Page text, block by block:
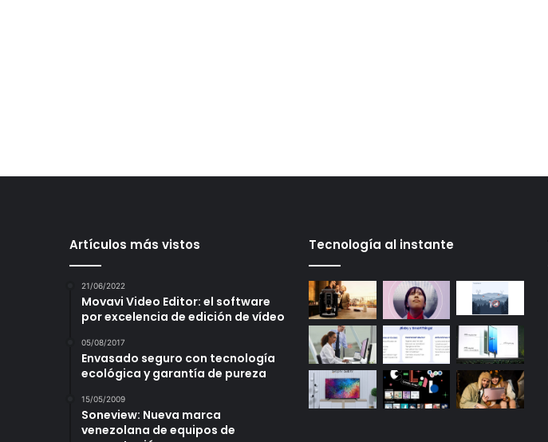
Artículos más vistos
21/06/2022
Movavi Video Editor: el software
por excelencia de edición de vídeo
05/08/2017
Envasado seguro con tecnología
ecológica y garantía de pureza
15/05/2009
Soneview: Nueva marca
venezolana de equipos de
Tecnología al instante